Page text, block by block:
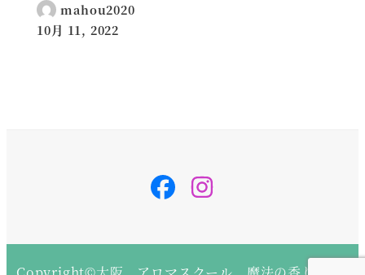
mahou2020
投稿日
10月 11, 2022
svg-
inline
–
14 14